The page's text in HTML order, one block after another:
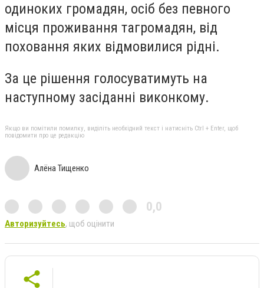
одиноких громадян, осіб без певного
місця проживання тагромадян, від
поховання яких відмовилися рідні.
За це рішення голосуватимуть на
наступному засіданні виконкому.
Якщо ви помітили помилку, виділіть необхідний текст і натисніть Ctrl + Enter, щоб
повідомити про це редакцію
Алёна Тищенко
0,0
Авторизуйтесь, щоб оцінити